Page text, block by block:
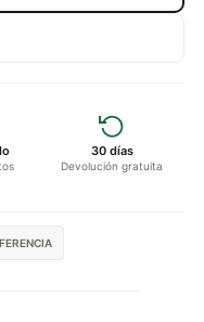
30 días
Devolución gratuita